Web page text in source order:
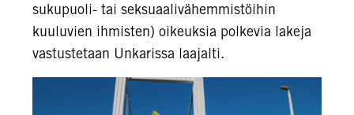
sukupuoli- tai seksuaalivähemmistöihin
kuuluvien ihmisten) oikeuksia polkevia lakeja
vastustetaan Unkarissa laajalti.